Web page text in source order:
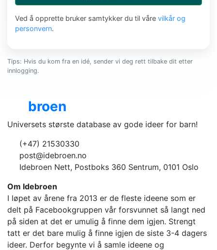
Ved å opprette bruker samtykker du til våre vilkår og
personvern.
Tips: Hvis du kom fra en idé, sender vi deg rett tilbake dit etter
innlogging.
broen
Universets største database av gode ideer for barn!
(+47) 21530330
post@idebroen.no
Idebroen Nett, Postboks 360 Sentrum, 0101 Oslo
Om Idebroen
I løpet av årene fra 2013 er de fleste ideene som er
delt på Facebookgruppen vår forsvunnet så langt ned
på siden at det er umulig å finne dem igjen. Strengt
tatt er det bare mulig å finne igjen de siste 3-4 dagers
ideer. Derfor begynte vi å samle ideene og